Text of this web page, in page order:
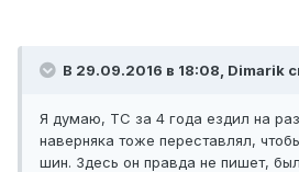
В 29.09.2016 в 18:08, Dimarik
Я думаю, ТС за 4 года ездил на
наверняка тоже переставлял,
шин. Здесь он правда не пишет,